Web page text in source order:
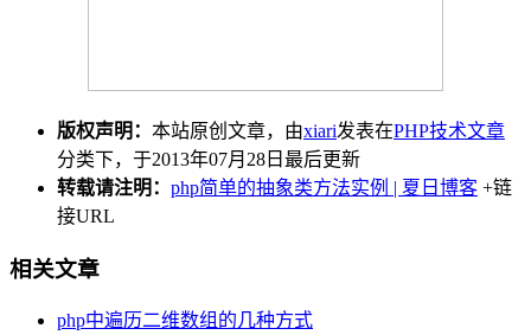
版权声明： 本站原创文章，由xiari发表在PHP技术文章
分类下，于2013年07月28日最后更新
转载请注明： php简单的抽象类方法实例 | 夏日博客 +链
接URL
相关文章
php中遍历二维数组的几种方式